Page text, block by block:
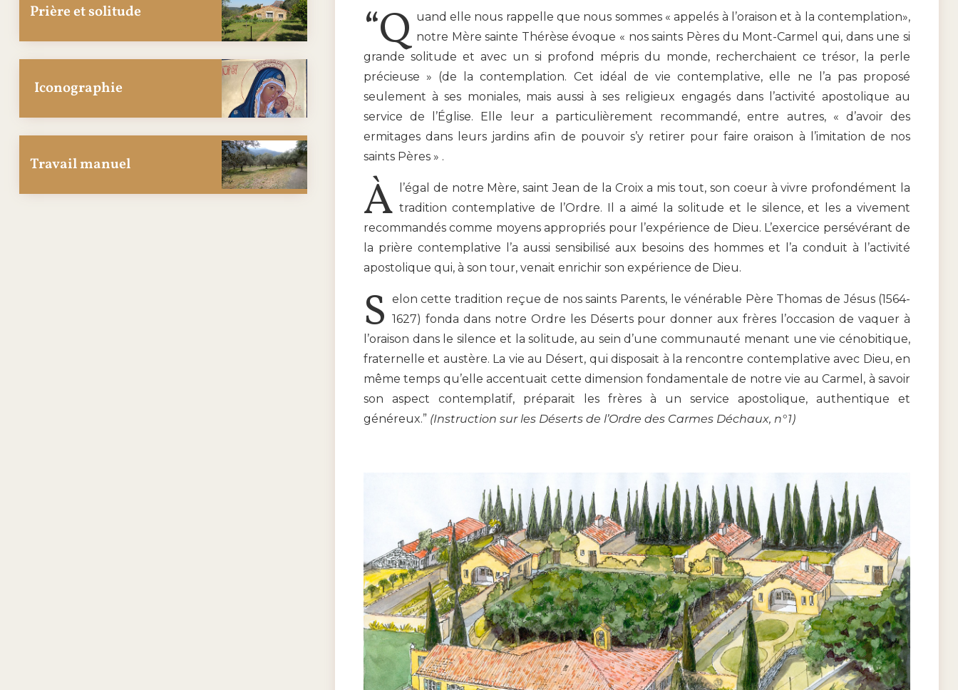
Prière et solitude
Iconographie
Travail manuel
“Q uand elle nous rappelle que nous sommes « appelés à l’oraison et à la contemplation»,
notre Mère sainte Thérèse évoque « nos saints Pères du Mont-Carmel qui, dans une si
grande solitude et avec un si profond mépris du monde, recherchaient ce trésor, la perle
précieuse » (de la contemplation. Cet idéal de vie contemplative, elle ne l’a pas proposé
seulement à ses moniales, mais aussi à ses religieux engagés dans l’activité apostolique au
service de l’Église. Elle leur a particulièrement recommandé, entre autres, « d’avoir des
ermitages dans leurs jardins afin de pouvoir s’y retirer pour faire oraison à l’imitation de nos
saints Pères » .
À
l’égal de notre Mère, saint Jean de la Croix a mis tout, son coeur à vivre profondément la
tradition contemplative de l’Ordre. Il a aimé la solitude et le silence, et les a vivement
recommandés comme moyens appropriés pour l’expérience de Dieu. L’exercice persévérant de
la prière contemplative l’a aussi sensibilisé aux besoins des hommes et l’a conduit à l’activité
apostolique qui, à son tour, venait enrichir son expérience de Dieu.
S elon cette tradition reçue de nos saints Parents, le vénérable Père Thomas de Jésus (1564-
1627) fonda dans notre Ordre les Déserts pour donner aux frères l’occasion de vaquer à
l’oraison dans le silence et la solitude, au sein d’une communauté menant une vie cénobitique,
fraternelle et austère. La vie au Désert, qui disposait à la rencontre contemplative avec Dieu, en
même temps qu’elle accentuait cette dimension fondamentale de notre vie au Carmel, à savoir
son aspect contemplatif, préparait les frères à un service apostolique, authentique et
généreux.” (Instruction sur les Déserts de l’Ordre des Carmes Déchaux, n°1)